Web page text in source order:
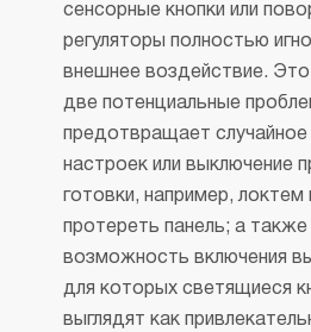
сенсорные кнопки или
регуляторы полностью
внешнее воздействие.
две потенциальные
предотвращает случайное
настроек или выключение
готовки, например, локтем
протереть панель; а
возможность включения
для которых светящиеся
выглядят как